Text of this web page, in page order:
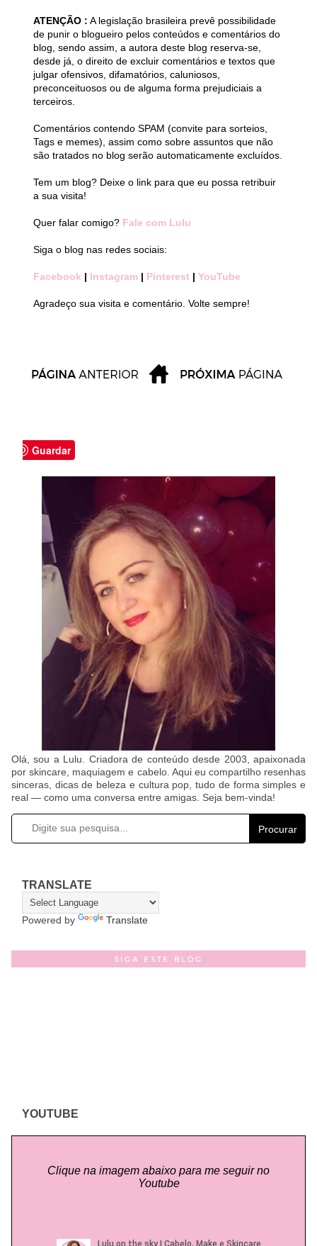
ATENÇÃO : A legislação brasileira prevê possibilidade
de punir o blogueiro pelos conteúdos e comentários do
blog, sendo assim, a autora deste blog reserva-se,
desde já, o direito de excluir comentários e textos que
julgar ofensivos, difamatórios, caluniosos,
preconceituosos ou de alguma forma prejudiciais a
terceiros.
Comentários contendo SPAM (convite para sorteios,
Tags e memes), assim como sobre assuntos que não
são tratados no blog serão automaticamente excluídos.
Tem um blog? Deixe o link para que eu possa retribuir
a sua visita!
Quer falar comigo? Fale com Lulu
Siga o blog nas redes sociais:
Facebook | Instagram | Pinterest | YouTube
Agradeço sua visita e comentário. Volte sempre!
Guardar
Olá, sou a Lulu. Criadora de conteúdo desde 2003, apaixonada
por skincare, maquiagem e cabelo. Aqui eu compartilho resenhas
sinceras, dicas de beleza e cultura pop, tudo de forma simples e
real — como uma conversa entre amigas. Seja bem-vinda!
Procurar
TRANSLATE
Powered by Translate
SIGA ESTE BLOG
YOUTUBE
Clique na imagem abaixo para me seguir no
Youtube